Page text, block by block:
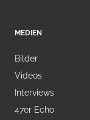
MEDIEN
Bilder
Videos
Interviews
47er Echo